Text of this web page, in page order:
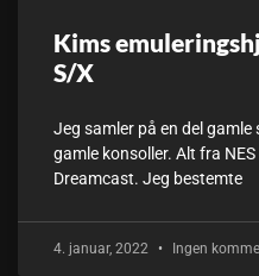
Kims
S/X
Jeg samler på en del
gamle konsoller. Alt fra
Dreamcast. Jeg bestemte
4. januar, 2022 Ingen